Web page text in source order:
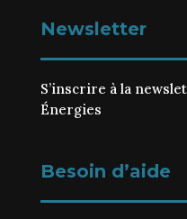
Newsletter
S’inscrire à la
Énergies
Besoin d’aide